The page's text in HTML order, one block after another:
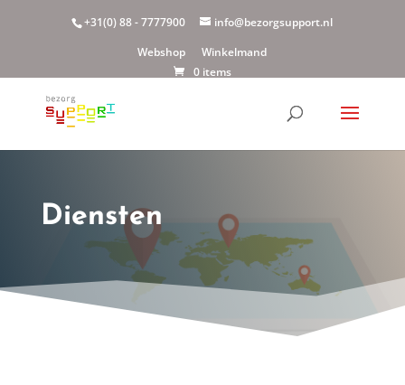
+31(0) 88 - 7777900
info@bezorgsupport.nl
Webshop
Winkelmand
0 items
Diensten